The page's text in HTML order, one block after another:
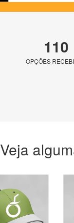
110
OPÇÕES
Veja